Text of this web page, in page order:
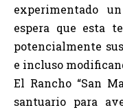
experimentado
espera que esta
potencialmente
e incluso
El Rancho “San
santuario para